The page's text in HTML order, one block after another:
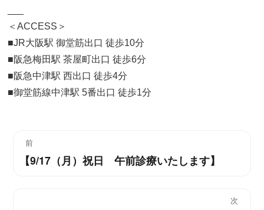
＜ACCESS＞
■JR大阪駅 御堂筋出口 徒歩10分
■阪急梅田駅 茶屋町出口 徒歩6分
■阪急中津駅 西出口 徒歩4分
■御堂筋線中津駅 5番出口 徒歩1分
前
過【9/17（月）祝日 午前診療いたします】
次